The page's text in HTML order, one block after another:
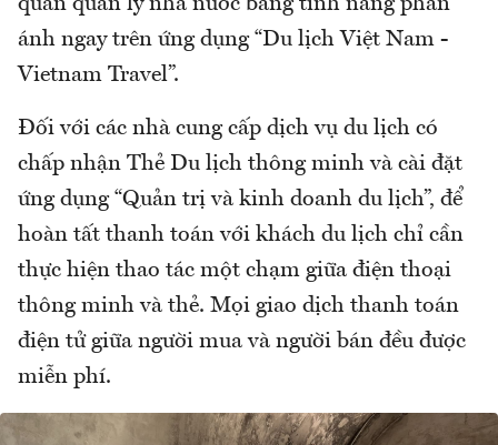
quan quản lý nhà nước bằng tính năng phản
ánh ngay trên ứng dụng “Du lịch Việt Nam -
Vietnam Travel”.
Đối với các nhà cung cấp dịch vụ du lịch có
chấp nhận Thẻ Du lịch thông minh và cài đặt
ứng dụng “Quản trị và kinh doanh du lịch”, để
hoàn tất thanh toán với khách du lịch chỉ cần
thực hiện thao tác một chạm giữa điện thoại
thông minh và thẻ. Mọi giao dịch thanh toán
điện tử giữa người mua và người bán đều được
miễn phí.